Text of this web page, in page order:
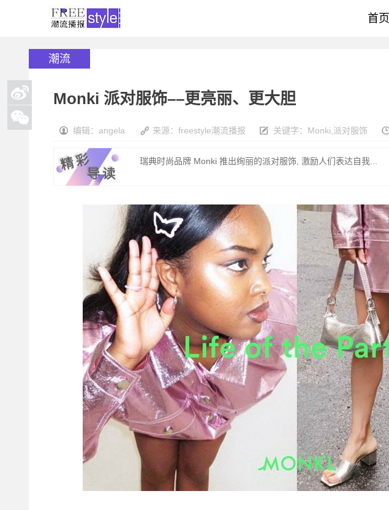
首页
潮流
Monki 派对服饰––更亮丽、更大胆
编辑：angela 来源：freestyle潮流播报 关键字： Monki 派对服饰
瑞典时尚品牌 Monki 推出绚丽的派对服饰, 激励人们表达自我...